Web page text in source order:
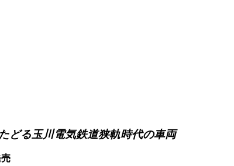
どる玉川電気鉄道狭軌時代の車両